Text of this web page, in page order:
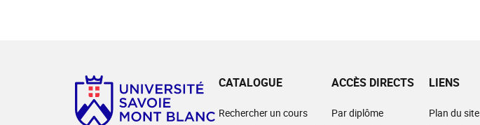
CATALOGUE
Rechercher un cours
ACCÈS DIRECTS
Par diplôme
LIENS
Plan du site